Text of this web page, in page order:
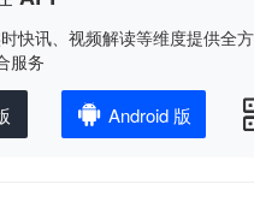
快讯、视频解读等维度提供全
服务
Android 版